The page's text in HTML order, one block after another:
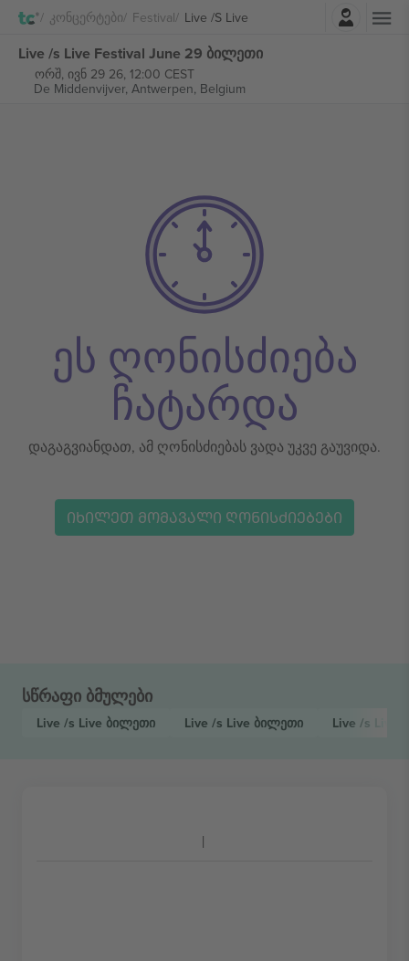
Კონცერტები Festival Live /s Liveშესვლა
Live /s Live Festival June 29 ბილეთი
ორშ, ივნ 29 26, 12:00 CEST
De Middenvijver, Antwerpen, Belgium
ეს ღონისძიება
ჩატარდა
დაგაგვიანდათ, ამ ღონისძიებას ვადა უკვე გაუვიდა.
ᲘᲮᲘᲚᲔᲗ ᲛᲝᲛᲐᲕᲐᲚᲘ ᲦᲝᲜᲘᲡᲫᲘᲔᲑᲔᲑᲘ
სწრაფი ბმულები
Live /s Live ბილეთი Live /s Live ბილეთი Live /s Live